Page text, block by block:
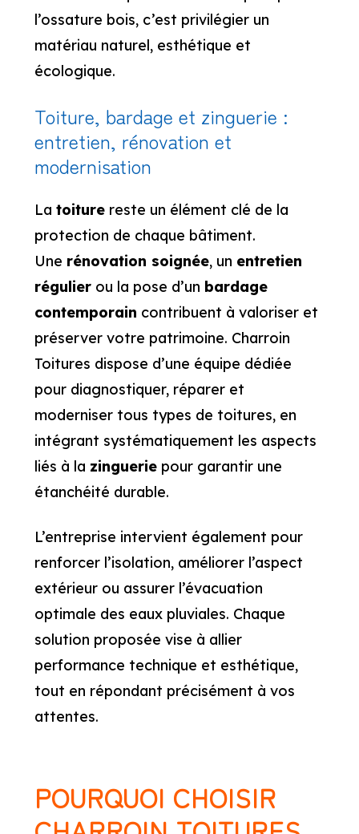
l’ossature bois, c’est privilégier un
matériau naturel, esthétique et
écologique.
Toiture, bardage et zinguerie :
entretien, rénovation et
modernisation
La toiturereste un élément clé de la
protection de chaque bâtiment.
Une rénovation soignée, un entretien
régulierou la pose d’un bardage
contemporain contribuent à valoriser et
préserver votre patrimoine. Charroin
Toitures dispose d’une équipe dédiée
pour diagnostiquer, réparer et
moderniser tous types de toitures, en
intégrant systématiquement les aspects
liés à la zingueriepour garantir une
étanchéité durable.
L’entreprise intervient également pour
renforcer l’isolation, améliorer l’aspect
extérieur ou assurer l’évacuation
optimale des eaux pluviales. Chaque
solution proposée vise à allier
performance technique et esthétique,
tout en répondant précisément à vos
attentes.
POURQUOI CHOISIR